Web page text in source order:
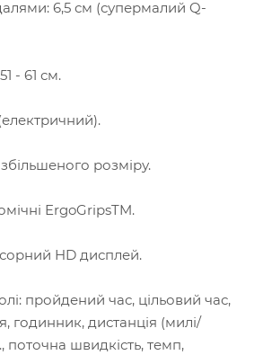
6,5 см (супермалий Q-
- 61 см.
розміру.
ErgoGripsTM.
HD дисплей.
пройдений час, цільовий час,
годинник, дистанція (милі/
поточна швидкість, темп,